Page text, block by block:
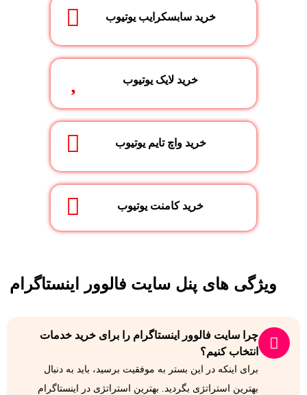
خرید سابسکرایب یوتیوب
خرید لایک یوتیوب
خرید واچ تایم یوتیوب
خرید کامنت یوتیوب
ویژگی های پنل سایت فالوور اینستاگرام
چرا سایت فالوور اینستاگرام را برای خرید خدمات
انتخاب کنیم؟
برای اینکه در این بستر به موفقیت برسید، باید به دنبال
بهترین استراتژی بگردید. بهترین استراتژی در اینستاگرام